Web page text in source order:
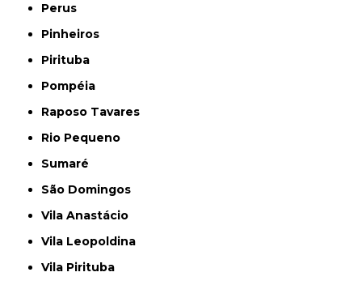
Perus
Pinheiros
Pirituba
Pompéia
Raposo Tavares
Rio Pequeno
Sumaré
São Domingos
Vila Anastácio
Vila Leopoldina
Vila Pirituba